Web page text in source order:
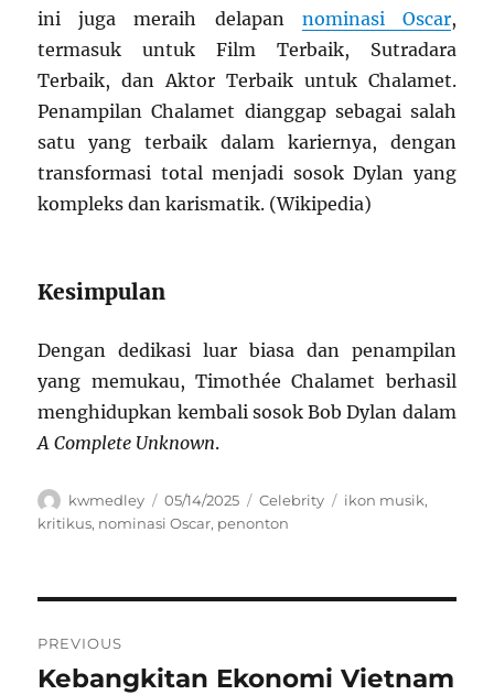
ini juga meraih delapan nominasi Oscar,
termasuk untuk Film Terbaik, Sutradara
Terbaik, dan Aktor Terbaik untuk Chalamet.
Penampilan Chalamet dianggap sebagai salah
satu yang terbaik dalam kariernya, dengan
transformasi total menjadi sosok Dylan yang
kompleks dan karismatik. (Wikipedia)
Kesimpulan
Dengan dedikasi luar biasa dan penampilan
yang memukau, Timothée Chalamet berhasil
menghidupkan kembali sosok Bob Dylan dalam
A Complete Unknown.
Author
kwmedley
Posted
on
05/14/2025 Categories
Celebrity Tags
ikon musik,
kritikus, nominasi Oscar, penonton
pos
PREVIOUS
Previous
Kebangkitan Ekonomi Vietnam